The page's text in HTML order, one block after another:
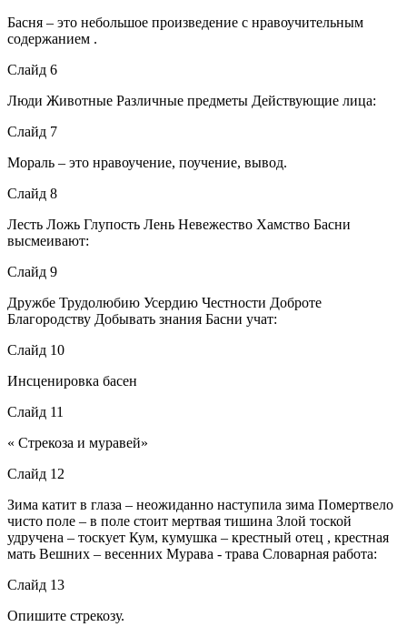
Басня – это небольшое произведение с нравоучительным
содержанием .
Слайд 6
Люди Животные Различные предметы Действующие лица:
Слайд 7
Мораль – это нравоучение, поучение, вывод.
Слайд 8
Лесть Ложь Глупость Лень Невежество Хамство Басни
высмеивают:
Слайд 9
Дружбе Трудолюбию Усердию Честности Доброте
Благородству Добывать знания Басни учат:
Слайд 10
Инсценировка басен
Слайд 11
« Стрекоза и муравей»
Слайд 12
Зима катит в глаза – неожиданно наступила зима Помертвело
чисто поле – в поле стоит мертвая тишина Злой тоской
удручена – тоскует Кум, кумушка – крестный отец , крестная
мать Вешних – весенних Мурава - трава Словарная работа:
Слайд 13
Опишите стрекозу.